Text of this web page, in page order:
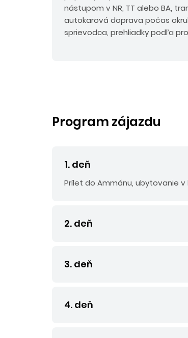
nástupom v NR, TT alebo BA,
autokarová doprava počas
sprievodca, prehliadky podľa
Program zájazdu
1. deň
Prílet do Ammánu, ubytovanie
2. deň
3. deň
4. deň